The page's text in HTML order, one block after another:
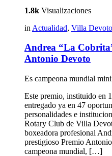
1.8k Visualizaciones
in Actualidad, Villa Devoto
Andrea “La
Antonio Devoto
Es campeona mundial
Este premio, instituido en
entregado ya en 47
personalidades e
Rotary Club de Villa
boxeadora profesional
prestigioso Premio
campeona mundial, […]